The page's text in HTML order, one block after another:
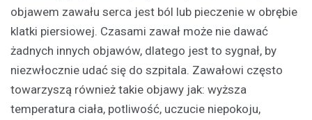
objawem zawału serca jest ból lub pieczenie w obrębie
klatki piersiowej. Czasami zawał może nie dawać
żadnych innych objawów, dlatego jest to sygnał, by
niezwłocznie udać się do szpitala. Zawałowi często
towarzyszą również takie objawy jak: wyższa
temperatura ciała, potliwość, uczucie niepokoju,